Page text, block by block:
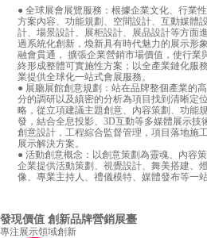
● 全球展會展覽服務：根據企業文化、行業
方案內容、功能規劃、空間設計、互動媒體
計、場景設計、展柜設計、展品設計等方面
過系統化創新，煥新具有時代魅力的展示形
融會貫通， 擴張企業營銷市場價值，使行業
終形成整體可實施性方案；以全產業鏈化服
業提供全球化一站式會展服務。
● 展廳展館創意規劃：站在品牌整個產業的
分的調研以及縝密的分析為項目找到清晰定
略，從立項建議主題創意、內容策劃、功能
發，結合全息投影、3D互動等多媒體展示技
創意設計，工程綜合監督管理，項目落地施
展示解決方案。
● 活動創意概念：以創意策劃為靈魂、內容
企業提供活動策劃、視覺設計、舞美搭建、
像、專業主持人、禮儀模特、媒體發布等一
發現價值 創新品牌營銷展臺
專注展示領域創新